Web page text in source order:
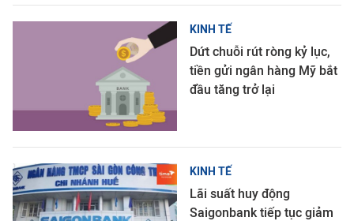
KINH TẾ
Dứt chuỗi rút ròng kỷ lục,
tiền gửi ngân hàng Mỹ bắt
đầu tăng trở lại
KINH TẾ
Lãi suất huy động
Saigonbank tiếp tục giảm